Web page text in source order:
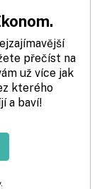
přečíst na
už více jak
kterého
a baví!